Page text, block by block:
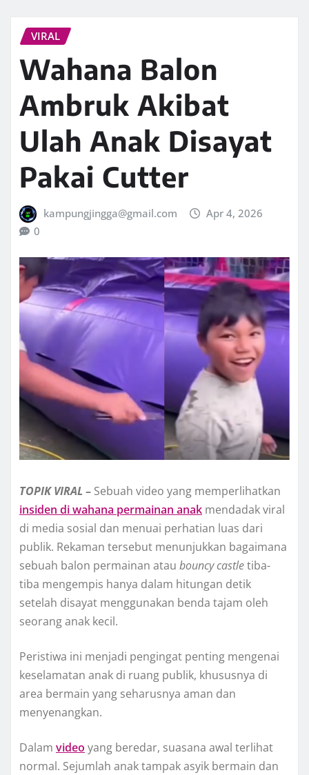
VIRAL
Wahana Balon
Ambruk Akibat
Ulah Anak Disayat
Pakai Cutter
kampungjingga@gmail.com
Apr 4, 2026
0
TOPIK VIRAL – Sebuah video yang memperlihatkan
insiden di wahana permainan anak mendadak viral
di media sosial dan menuai perhatian luas dari
publik. Rekaman tersebut menunjukkan bagaimana
sebuah balon permainan atau bouncy castletiba-
tiba mengempis hanya dalam hitungan detik
setelah disayat menggunakan benda tajam oleh
seorang anak kecil.
Peristiwa ini menjadi pengingat penting mengenai
keselamatan anak di ruang publik, khususnya di
area bermain yang seharusnya aman dan
menyenangkan.
Dalam video yang beredar, suasana awal terlihat
normal. Sejumlah anak tampak asyik bermain dan